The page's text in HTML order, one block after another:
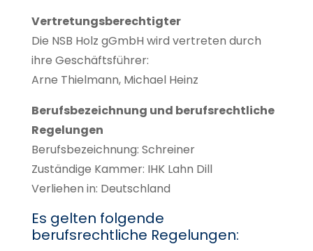
Vertretungsberechtigter
Die NSB Holz gGmbH wird vertreten durch
ihre Geschäftsführer:
Arne Thielmann, Michael Heinz
Berufsbezeichnung und berufsrechtliche
Regelungen
Berufsbezeichnung: Schreiner
Zuständige Kammer: IHK Lahn Dill
Verliehen in: Deutschland
Es gelten folgende
berufsrechtliche Regelungen: